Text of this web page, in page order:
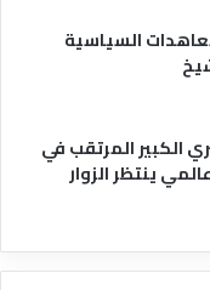
السياسية
الكبير المرتقب في
ينتظر الزوار